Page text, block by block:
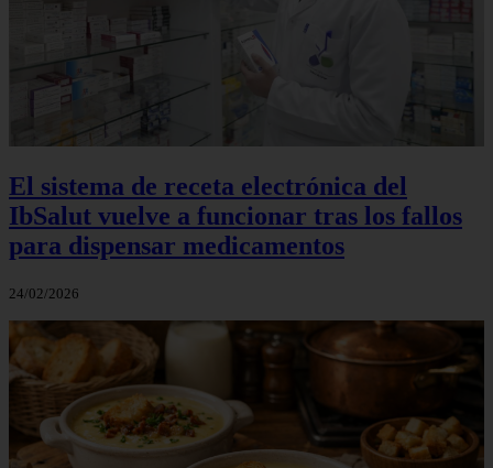
El sistema de receta electrónica del
IbSalut vuelve a funcionar tras los fallos
para dispensar medicamentos
24/02/2026